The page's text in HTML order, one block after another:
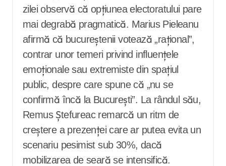
zilei observă că opțiunea electoratului pare
mai degrabă pragmatică. Marius Pieleanu
afirmă că bucureștenii votează „rațional”,
contrar unor temeri privind influențele
emoționale sau extremiste din spațiul
public, despre care spune că „nu se
confirmă încă la București”. La rândul său,
Remus Ștefureac remarcă un ritm de
creștere a prezenței care ar putea evita un
scenariu pesimist sub 30%, dacă
mobilizarea de seară se intensifică.